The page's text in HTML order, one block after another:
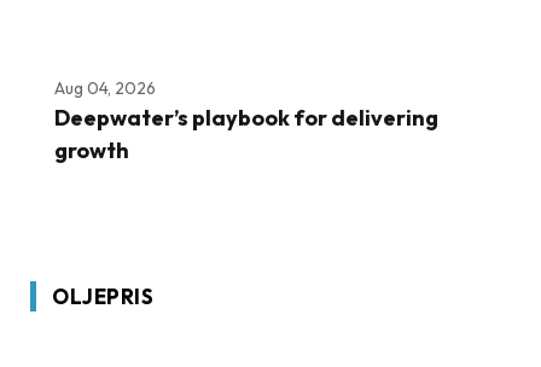
Aug 04, 2026
Deepwater’s playbook for delivering
growth
OLJEPRIS